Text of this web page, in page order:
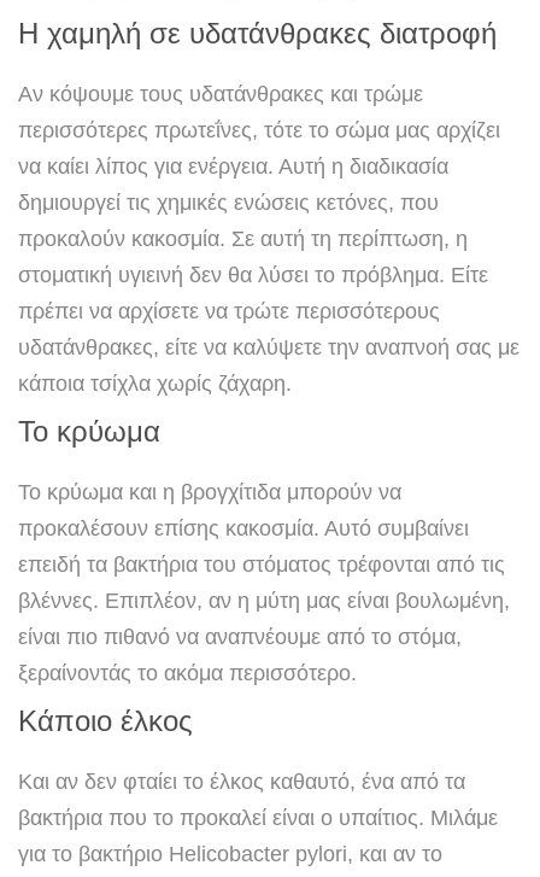
Η χαμηλή σε υδατάνθρακες διατροφή
Αν κόψουμε τους υδατάνθρακες και τρώμε
περισσότερες πρωτεΐνες, τότε το σώμα μας αρχίζει
να καίει λίπος για ενέργεια. Αυτή η διαδικασία
δημιουργεί τις χημικές ενώσεις κετόνες, που
προκαλούν κακοσμία. Σε αυτή τη περίπτωση, η
στοματική υγιεινή δεν θα λύσει το πρόβλημα. Είτε
πρέπει να αρχίσετε να τρώτε περισσότερους
υδατάνθρακες, είτε να καλύψετε την αναπνοή σας με
κάποια τσίχλα χωρίς ζάχαρη.
Το κρύωμα
Το κρύωμα και η βρογχίτιδα μπορούν να
προκαλέσουν επίσης κακοσμία. Αυτό συμβαίνει
επειδή τα βακτήρια του στόματος τρέφονται από τις
βλέννες. Επιπλέον, αν η μύτη μας είναι βουλωμένη,
είναι πιο πιθανό να αναπνέουμε από το στόμα,
ξεραίνοντάς το ακόμα περισσότερο.
Κάποιο έλκος
Και αν δεν φταίει το έλκος καθαυτό, ένα από τα
βακτήρια που το προκαλεί είναι ο υπαίτιος. Μιλάμε
για το βακτήριο Helicobacter pylori, και αν το